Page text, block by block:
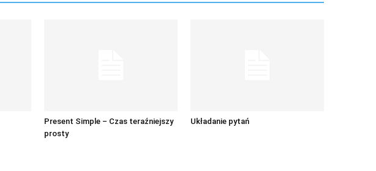
Present Simple – Czas teraźniejszy
prosty
Układanie pytań